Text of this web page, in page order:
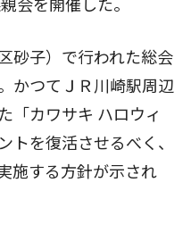
会を開催した。
砂子）で行われた総会
かつてＪＲ川崎駅周辺
「カワサキ ハロウィ
トを復活させるべく、
施する方針が示され